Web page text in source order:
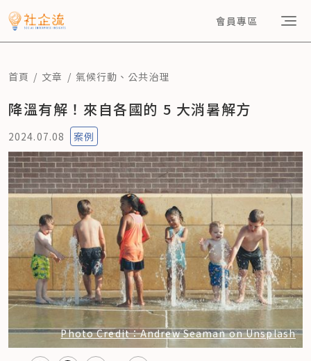
會員專區
首頁 文章 氣候行動 、 公共治理
降溫有解！來自各國的 5 大消暑解方
2024.07.08 案例
Photo Credit：Andrew Seaman on Unsplash